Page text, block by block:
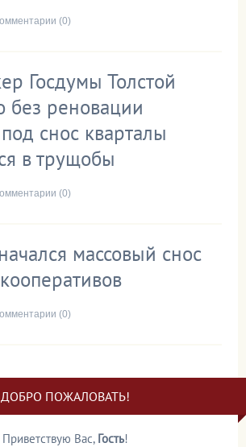
(0)
Госдумы Толстой
без реновации
снос кварталы
в трущобы
(0)
массовый снос
(0)
ДОБРО ПОЖАЛОВАТЬ!
Приветствую Вас, Гость!